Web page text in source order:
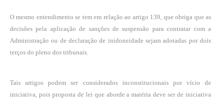
O mesmo entendimento se tem em relação ao artigo 139, que obriga que as
decisões pela aplicação de sanções de suspensão para contratar com a
Administração ou de declaração de inidoneidade sejam adotadas por dois
terços do pleno dos tribunais.
Tais artigos podem ser considerados inconstitucionais por vício de
iniciativa, pois proposta de lei que aborde a matéria deve ser de iniciativa